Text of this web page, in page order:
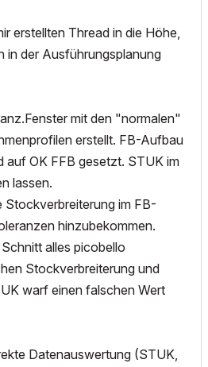
erstellten Thread in die Höhe,
in der Ausführungsplanung
mit den "normalen"
erstellt. FB-Aufbau
auf OK FFB gesetzt. STUK im
lassen.
Stockverbreiterung im FB-
hinzubekommen.
alles picobello
Stockverbreiterung und
warf einen falschen Wert
Datenauswertung (STUK,